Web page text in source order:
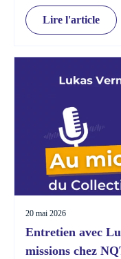
Lire l'article
20 mai 2026
Entretien avec
missions chez